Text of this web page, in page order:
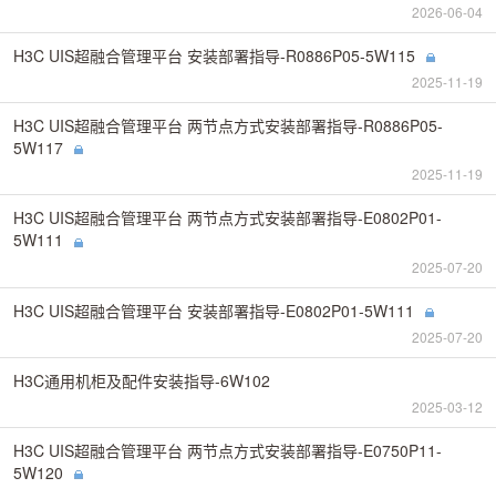
2026-06-04
H3C UIS超融合管理平台 安装部署指导-R0886P05-5W115
2025-11-19
H3C UIS超融合管理平台 两节点方式安装部署指导-R0886P05-
5W117
2025-11-19
H3C UIS超融合管理平台 两节点方式安装部署指导-E0802P01-
5W111
2025-07-20
H3C UIS超融合管理平台 安装部署指导-E0802P01-5W111
2025-07-20
H3C通用机柜及配件安装指导-6W102
2025-03-12
H3C UIS超融合管理平台 两节点方式安装部署指导-E0750P11-
5W120